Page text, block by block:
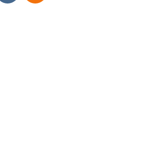
ЗАКАЗОВ С 9:00-22:00,